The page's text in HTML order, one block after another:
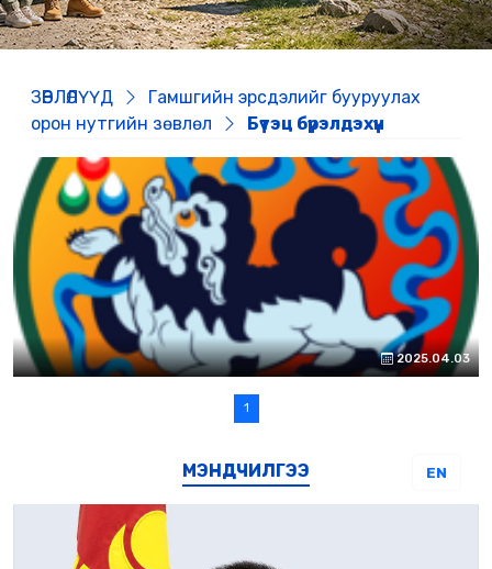
ЗӨВЛӨЛҮҮД
Гамшгийн эрсдэлийг бууруулах
орон нутгийн зөвлөл
Бүтэц бүрэлдэхүүн
2025.04.03
1
МЭНДЧИЛГЭЭ EN